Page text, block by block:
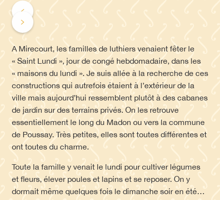
A Mirecourt, les familles de luthiers venaient fêter le
« Saint Lundi », jour de congé hebdomadaire, dans les
« maisons du lundi ». Je suis allée à la recherche de ces
constructions qui autrefois étaient à l’extérieur de la
ville mais aujourd’hui ressemblent plutôt à des cabanes
de jardin sur des terrains privés. On les retrouve
essentiellement le long du Madon ou vers la commune
de Poussay. Très petites, elles sont toutes différentes et
ont toutes du charme.
Toute la famille y venait le lundi pour cultiver légumes
et fleurs, élever poules et lapins et se reposer. On y
dormait même quelques fois le dimanche soir en été…